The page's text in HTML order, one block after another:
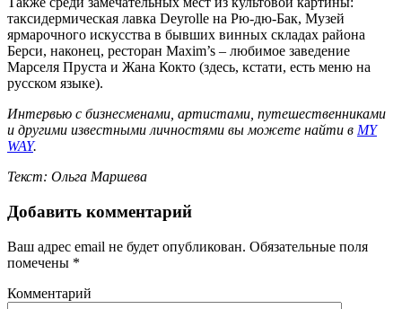
таксидермическая лавка Deyrolle на Рю-дю-Бак, Музей
ярмарочного искусства в бывших винных складах района
Берси, наконец, ресторан Maxim’s – любимое заведение
Марселя Пруста и Жана Кокто (здесь, кстати, есть меню на
русском языке).
Интервью с бизнесменами, артистами, путешественниками
и другими известными личностями вы можете найти в MY
WAY.
Текст: Ольга Маршева
Добавить комментарий
Ваш адрес email не будет опубликован. Обязательные поля
помечены *
Комментарий